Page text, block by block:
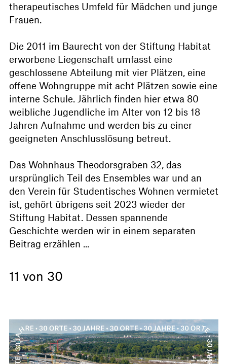
therapeutisches Umfeld für Mädchen und junge
Frauen.
Die 2011 im Baurecht von der Stiftung Habitat
erworbene Liegenschaft umfasst eine
geschlossene Abteilung mit vier Plätzen, eine
offene Wohngruppe mit acht Plätzen sowie eine
interne Schule. Jährlich finden hier etwa 80
weibliche Jugendliche im Alter von 12 bis 18
Jahren Aufnahme und werden bis zu einer
geeigneten Anschlusslösung betreut.
Das Wohnhaus Theodorsgraben 32, das
ursprünglich Teil des Ensembles war und an
den Verein für Studentisches Wohnen vermietet
ist, gehört übrigens seit 2023 wieder der
Stiftung Habitat. Dessen spannende
Geschichte werden wir in einem separaten
Beitrag erzählen ...
11 von 30